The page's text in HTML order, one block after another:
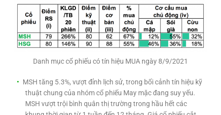
Danh mục cổ phiếu có tín hiệu MUA ngày 8/9/2021
MSH tăng 5.3%, vượt đỉnh lịch sử, trong bối cảnh tín hiệu kỹ
thuật chung của nhóm cổ phiếu May mặc đang suy yếu.
MSH vượt trội bình quân thị trường trong hầu hết các